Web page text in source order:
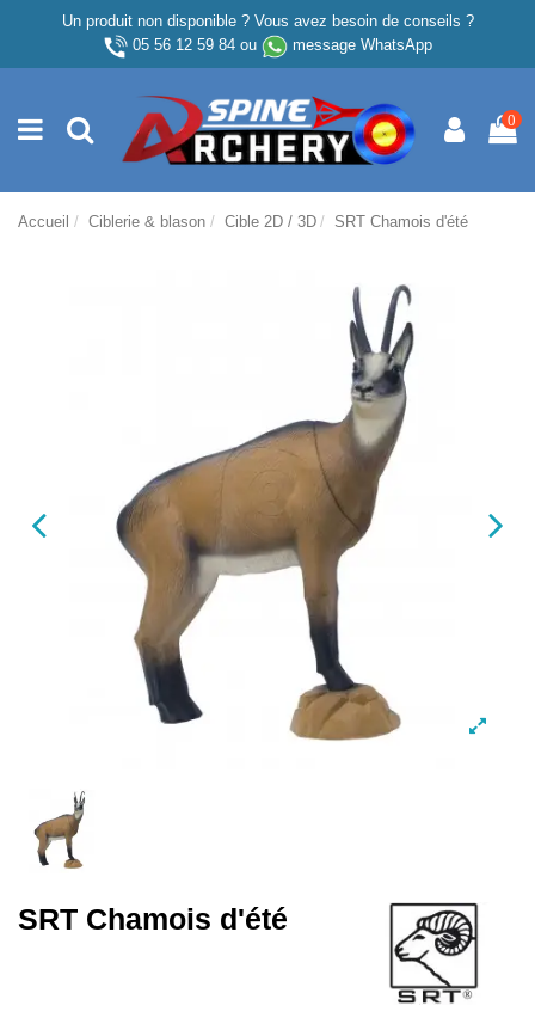
Un produit non disponible ? Vous avez besoin de conseils ?
05 56 12 59 84ou message WhatsApp
0
Accueil Ciblerie & blason Cible 2D / 3D SRT Chamois d'été
SRT Chamois d'été